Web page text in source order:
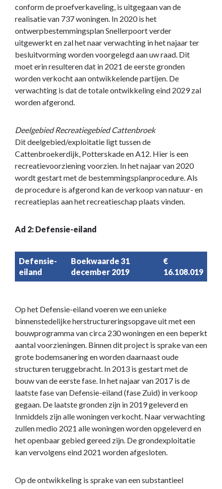
conform de proefverkaveling, is uitgegaan van de
realisatie van 737 woningen. In 2020 is het
ontwerpbestemmingsplan Snellerpoort verder
uitgewerkt en zal het naar verwachting in het najaar ter
besluitvorming worden voorgelegd aan uw raad. Dit
moet erin resulteren dat in 2021 de eerste gronden
worden verkocht aan ontwikkelende partijen. De
verwachting is dat de totale ontwikkeling eind 2029 zal
worden afgerond.
Deelgebied Recreatiegebied Cattenbroek
Dit deelgebied/exploitatie ligt tussen de
Cattenbroekerdijk, Potterskade en A12. Hier is een
recreatievoorziening voorzien. In het najaar van 2020
wordt gestart met de bestemmingsplanprocedure. Als
de procedure is afgerond kan de verkoop van natuur- en
recreatieplas aan het recreatieschap plaats vinden.
Ad 2: Defensie-eiland
Defensie-
eiland
Boekwaarde 31
december 2019
€
16.108.019
Op het Defensie-eiland voeren we een unieke
binnenstedelijke herstructureringsopgave uit met een
bouwprogramma van circa 230 woningen en een beperkt
aantal voorzieningen. Binnen dit project is sprake van een
grote bodemsanering en worden daarnaast oude
structuren teruggebracht. In 2013 is gestart met de
bouw van de eerste fase. In het najaar van 2017 is de
laatste fase van Defensie-eiland (fase Zuid) in verkoop
gegaan. De laatste gronden zijn in 2019 geleverd en
Inmiddels zijn alle woningen verkocht. Naar verwachting
zullen medio 2021 alle woningen worden opgeleverd en
het openbaar gebied gereed zijn. De grondexploitatie
kan vervolgens eind 2021 worden afgesloten.
Op de ontwikkeling is sprake van een substantieel